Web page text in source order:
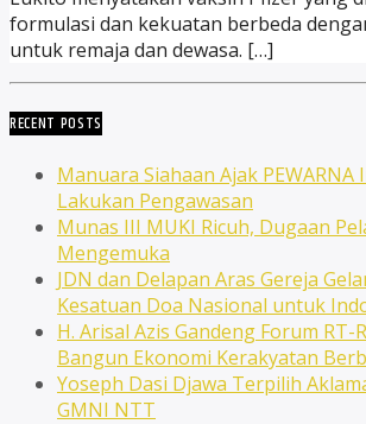
formulasi dan kekuatan berbeda
untuk remaja dan dewasa. […]
RECENT POSTS
Manuara Siahaan Ajak PEWARNA
Lakukan Pengawasan
Munas III MUKI Ricuh, Dugaan
Mengemuka
JDN dan Delapan Aras Gereja
Kesatuan Doa Nasional untuk
H. Arisal Azis Gandeng Forum RT-
Bangun Ekonomi Kerakyatan
Yoseph Dasi Djawa Terpilih
GMNI NTT